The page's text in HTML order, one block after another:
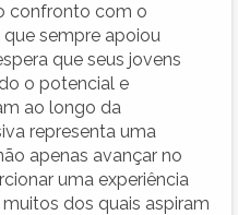
confronto com o
sempre apoiou
que seus jovens
o potencial e
ao longo da
representa uma
apenas avançar no
uma experiência
dos quais aspiram